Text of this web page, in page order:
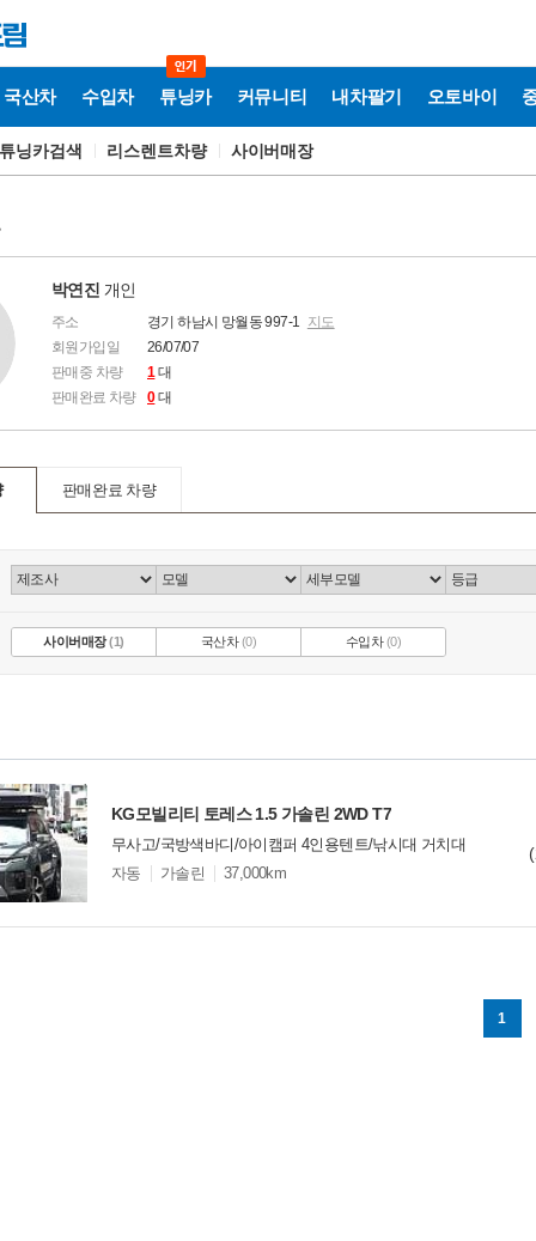
국산차 수입차 튜닝카 커뮤니티 내차팔기 오토바이
닝카검색 리스렌트차량 사이버매장
박연진 개인
주소 경기 하남시 망월동 997-1 지도
회원가입일
26/07/07
판매중 차량
1대
판매완료 차량
0대
판매완료 차량
사이버매장(1) 국산차(0) 수입차(0)
KG모빌리티 토레스 1.5 가솔린 2WD T7
무사고/국방색바디/아이캠퍼 4인용텐트/낚시대 거치대
모
션
자동 가솔린 37,000km
1